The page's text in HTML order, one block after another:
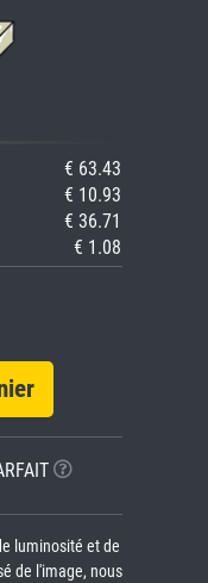
€ 63.43
€ 10.93
€ 36.71
€ 1.08
luminosité et de
de l'image, nous